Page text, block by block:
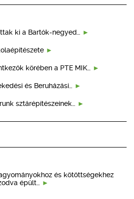
ki a Bartók-negyed…
körében a PTE MIK…
és Beruházási…
sztárépítészeinek…
és kötöttségekhez
épült…